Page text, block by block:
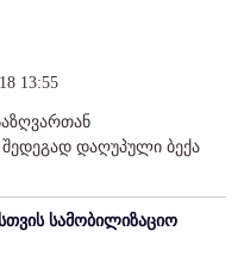
13:55
დაღუპული ბექა
სამობილიზაციო